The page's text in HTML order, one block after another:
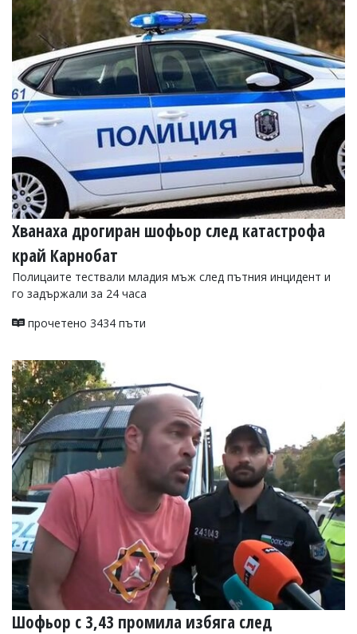
УКРАЙНА
СПОРТ
РАЗСЛЕДВАНЕ
БИЗНЕС
ЮГ
Управители:
Веселин
Василев,
email:
v.vasilev@flagman.bg
Катя
Касабова,
k.kassabova@flagman.bg
Главен
редактор:
Колев,
email:
Коментарите
под
статиите
се
въвеждат
от
читателите
и
редакцията
не
носи
отговорност
за
тях!
Ако
откриете
обиден
за
Хванаха дрогиран шофьор след катастрофа
край Карнобат
Полицаите тествали младия мъж след пътния инцидент и
го задържали за 24 часа
прочетено 3434 пъти
Шофьор с 3,43 промила избяга след